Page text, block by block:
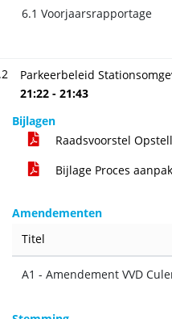
6.1 Voorjaarsrapportage
Parkeerbeleid
21:22 - 21:43
Bijlagen
Raadsvoorstel
Bijlage Proces
Amendementen
Titel
A1 - Amendement VVD